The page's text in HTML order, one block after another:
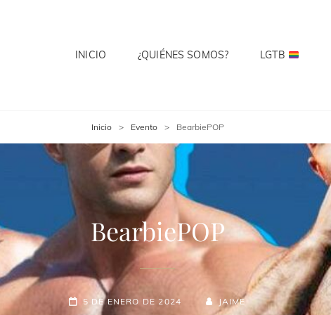
INICIO ¿QUIÉNES SOMOS? LGTB
Inicio > Evento > BearbiePOP
BearbiePOP
5 DE ENERO DE 2024 JAIME